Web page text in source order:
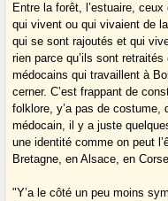
Entre la forêt, l’estuaire,
qui vivent ou qui vivaient de
qui se sont rajoutés et qui
rien parce qu’ils sont
médocains qui travaillent à
cerner. C’est frappant de
folklore, y’a pas de costume,
médocain, il y a juste
une identité comme on peut
Bretagne, en Alsace, en
"Y’a le côté un peu moins